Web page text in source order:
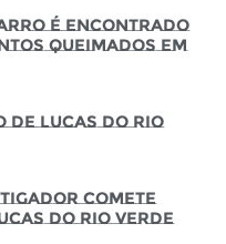
é encontrado
queimados em
Lucas do Rio
comete
do Rio Verde